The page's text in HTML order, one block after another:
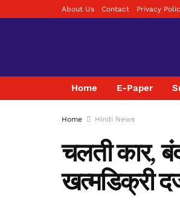
About Us Contact Privacy
Home E-Paper
Home Hindi News
चलती कार,
खत्मडिक्री